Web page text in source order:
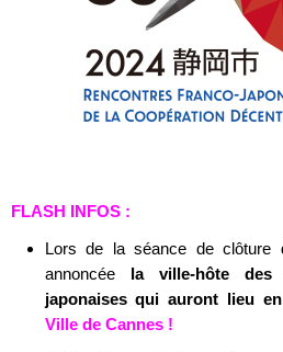
FLASH INFOS :
Lors de la séance de clôture
annoncée la ville-hôte des
japonaises qui auront lieu
Ville de Cannes !